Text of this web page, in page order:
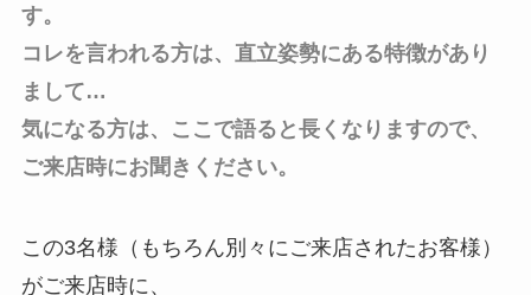
す。
コレを言われる方は、直立姿勢にある特徴があり
まして…
気になる方は、ここで語ると長くなりますので、
ご来店時にお聞きください。
この3名様（もちろん別々にご来店されたお客様）
がご来店時に、